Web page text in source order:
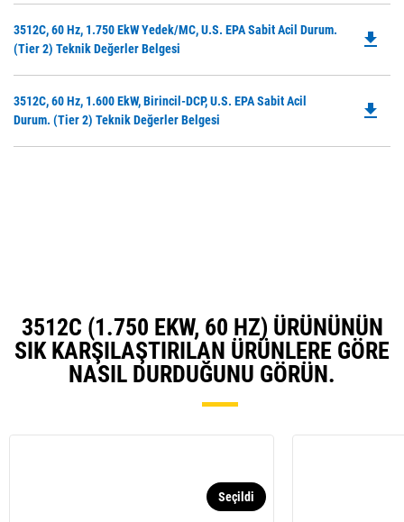
3512C, 60 Hz, 1.750 EkW Yedek/MC, U.S. EPA Sabit Acil Durum.
(Tier 2) Teknik Değerler Belgesi
file_download
3512C, 60 Hz, 1.600 EkW, Birincil-DCP, U.S. EPA Sabit Acil
Durum. (Tier 2) Teknik Değerler Belgesi
file_download
3512C (1.750 EKW, 60 HZ) ÜRÜNÜNÜN
SIK KARŞILAŞTIRILAN ÜRÜNLERE GÖRE
NASIL DURDUĞUNU GÖRÜN.
Seçildi